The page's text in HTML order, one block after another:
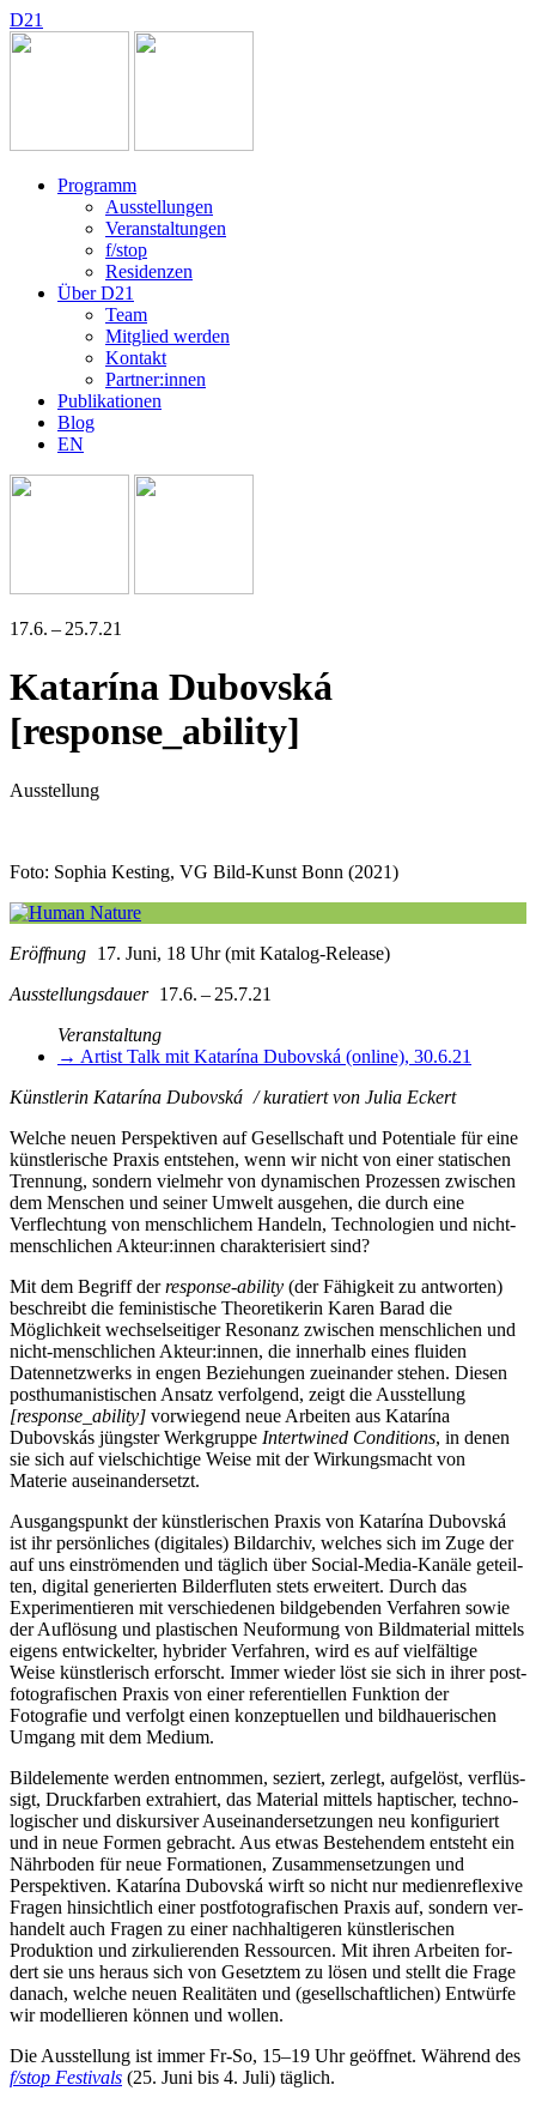
D21
Programm
Ausstellungen
Veranstaltungen
f/stop
Residenzen
Über D21
Team
Mitglied werden
Kontakt
Partner:innen
Publikationen
Blog
EN
17.6. – 25.7.21
Katarína Dubovská
[response_ability]
Ausstellung
Foto: Sophia Kesting, VG Bild-Kunst Bonn (2021)
Eröffnung 17. Juni, 18 Uhr (mit Katalog-Release)
Ausstellungsdauer 17.6. – 25.7.21
Veranstaltung
→ Artist Talk mit Katarína Dubovská (online), 30.6.21
Künstlerin Katarína Dubovská /kura­tiert von Julia Eckert
Welche neu­en Perspektiven auf Gesellschaft und Potentiale für eine
künst­le­ri­sche Praxis ent­ste­hen, wenn wir nicht von einer sta­ti­schen
Trennung, son­dern viel­mehr von dyna­mi­schen Prozessen zwi­schen
dem Menschen und sei­ner Umwelt aus­ge­hen, die durch eine
Verflechtung von mensch­li­chem Handeln, Technologien und nicht-
mensch­li­chen Akteur:innen cha­rak­te­ri­siert sind?
Mit dem Begriff derrespon­se-abili­ty (der Fähigkeit zu ant­wor­ten)
beschreibt die femi­nis­ti­sche Theoretikerin Karen Barad die
Möglichkeit wech­sel­sei­ti­ger Resonanz zwi­schen mensch­li­chen und
nicht-mensch­li­chen Akteur:innen, die inner­halb eines flui­den
Datennetzwerks in engen Beziehungen zuein­an­der ste­hen. Diesen
post­hu­ma­nis­ti­schen Ansatz ver­fol­gend, zeigt die Ausstellung
[response_ability] vor­wie­gend neue Arbeiten aus Katarína
Dubovskás jüngs­ter Werkgruppe Intertwined Conditions, in denen
sie sich auf viel­schich­ti­ge Weise mit der Wirkungsmacht von
Materie auseinandersetzt.
Ausgangspunkt der künst­le­ri­schen Praxis von Katarína Dubovská
ist ihr per­sön­li­ches (digi­ta­les) Bildarchiv, wel­ches sich im Zuge der
auf uns ein­strö­men­den und täg­lich über Social-Media-Kanäle geteil­
ten, digi­tal gene­rier­ten Bilderfluten stets erwei­tert. Durch das
Experimentieren mit ver­schie­de­nen bild­ge­ben­den Verfahren sowie
der Auflösung und plas­ti­schen Neuformung von Bildmaterial mit­tels
eigens ent­wi­ckel­ter, hybri­der Verfahren, wird es auf viel­fäl­ti­ge
Weise künst­le­risch erforscht. Immer wie­der löst sie sich in ihrer post­
fo­to­gra­fi­schen Praxis von einer refe­ren­ti­el­len Funktion der
Fotografie und ver­folgt einen kon­zep­tu­el­len und bild­haue­ri­schen
Umgang mit dem Medium.
Bildelemente wer­den ent­nom­men, seziert, zer­legt, auf­ge­löst, ver­flüs­
sigt, Druckfarben extra­hiert, das Material mit­tels hap­ti­scher, tech­no­
lo­gi­scher und dis­kur­si­ver Auseinandersetzungen neu kon­fi­gu­riert
und in neue Formen gebracht. Aus etwas Bestehendem ent­steht ein
Nährboden für neue Formationen, Zusammensetzungen und
Perspektiven. Katarína Dubovská wirft so nicht nur medi­en­re­fle­xi­ve
Fragen hin­sicht­lich einer post­fo­to­gra­fi­schen Praxis auf, son­dern ver­
han­delt auch Fragen zu einer nach­hal­ti­ge­ren künst­le­ri­schen
Produktion und zir­ku­lie­ren­den Ressourcen. Mit ihren Arbeiten for­
dert sie uns her­aus sich von Gesetztem zu lösen und stellt die Frage
danach, wel­che neu­en Realitäten und (gesell­schaft­li­chen) Entwürfe
wir model­lie­ren kön­nen und wollen.
Die Ausstellung ist immer Fr-So, 15–19 Uhr geöff­net. Während des
f/stop Festivals (25. Juni bis 4. Juli) täglich.